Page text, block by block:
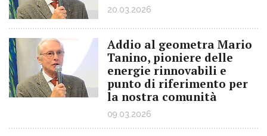
20.03.2026
Addio al geometra Mario
Tanino, pioniere delle
energie rinnovabili e
punto di riferimento per
la nostra comunità
09.03.2026